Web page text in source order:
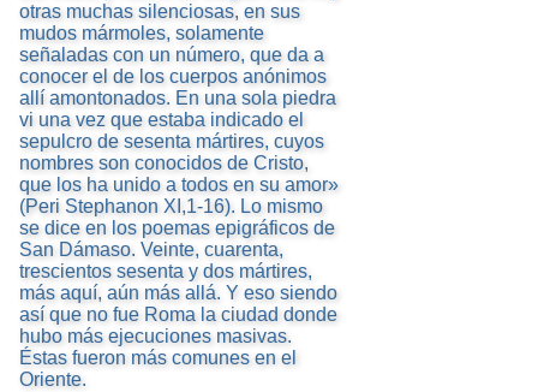
otras muchas silenciosas, en sus
mudos mármoles, solamente
señaladas con un número, que da a
conocer el de los cuerpos anónimos
allí amontonados. En una sola piedra
vi una vez que estaba indicado el
sepulcro de sesenta mártires, cuyos
nombres son conocidos de Cristo,
que los ha unido a todos en su amor»
(Peri Stephanon XI,1-16). Lo mismo
se dice en los poemas epigráficos de
San Dámaso. Veinte, cuarenta,
trescientos sesenta y dos mártires,
más aquí, aún más allá. Y eso siendo
así que no fue Roma la ciudad donde
hubo más ejecuciones masivas.
Éstas fueron más comunes en el
Oriente.